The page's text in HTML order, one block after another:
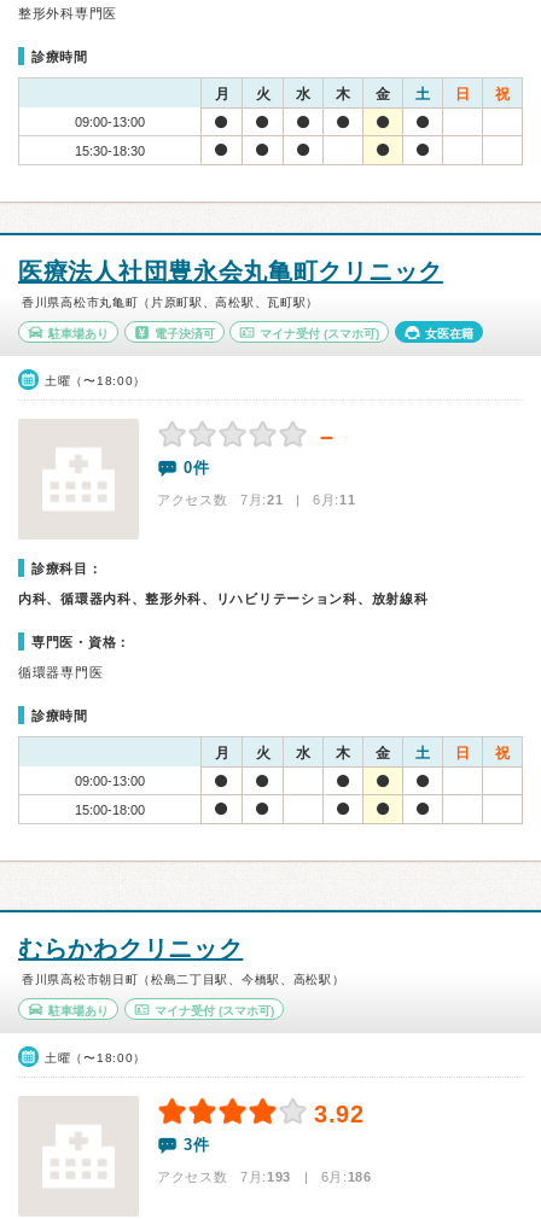
整形外科専門医
診療時間
月 火 水 木 金 土 日 祝
09:00-13:00
15:30-18:30
医療法人社団豊永会丸亀町クリニック
香川県高松市丸亀町（片原町駅、高松駅、瓦町駅）
駐車場あり 電子決済可 マイナ受付 (スマホ可) 女医在籍
土曜（〜18:00）
－
0件
アクセス数 7月:21 | 6月:11
診療科目：
内科、循環器内科、整形外科、リハビリテーション科、放射線科
専門医・資格：
循環器専門医
診療時間
月 火 水 木 金 土 日 祝
09:00-13:00
15:00-18:00
むらかわクリニック
香川県高松市朝日町（松島二丁目駅、今橋駅、高松駅）
駐車場あり マイナ受付(スマホ可)
土曜（〜18:00）
3.92
3件
アクセス数 7月:193 | 6月:186